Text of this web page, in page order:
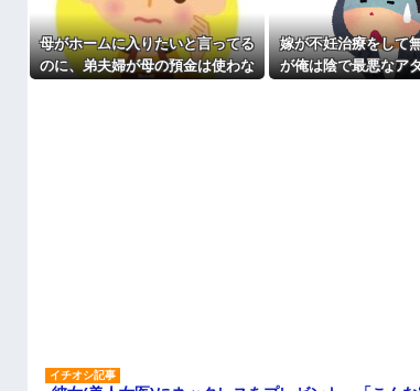
る私がヤバすぎる理由
バすぎるｗｗｗｗｗｗ
クラクション鳴らして
ｗ(※画像あり)
度で走った結果
母がホームに入りたいと言ってる
のに、弟夫婦が母の預金は使わな
嫁が不妊治療をして
が俺は陰で最悪なア